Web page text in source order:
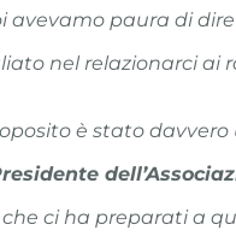
avevamo paura di
nel relazionarci ai
è stato
che ci ha preparati a